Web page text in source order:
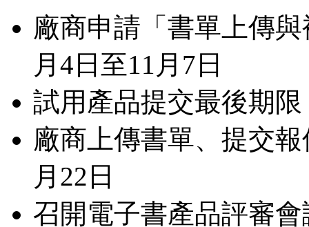
廠商申請「書單上傳
月4日至11月7日
試用產品提交最後期限
廠商上傳書單、提交
月22日
召開電子書產品評審